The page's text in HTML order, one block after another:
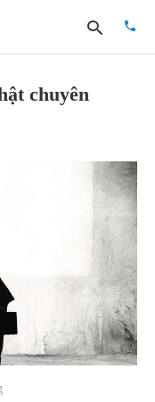
query
and
enter:
chuyên